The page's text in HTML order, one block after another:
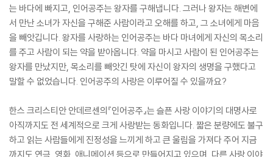
는 바다에 빠지고, 인어공주는 왕자를 구해냅니다. 그러나 왕자는 해변에
서 만난 소녀가 자신을 구해준 사람이라고 오해를 하고, 그 소녀에게 마음
을 빼앗깁니다. 왕자를 사랑하는 인어공주는 바다 마녀에게 자신의 목소리
를 주고 사람이 되는 약을 받아옵니다. 약을 마시고 사람이 된 인어공주는
왕자를 만났지만, 목소리를 빼앗긴 탓에 자신이 왕자의 생명을 구했다고
말할 수 없었습니다. 인어공주의 사랑은 이루어질 수 있을까요?
한스 크리스티안 안데르센의『인어공주』는 슬픈 사랑 이야기의 대명사로
아직까지도 전 세계적으로 크게 사랑받는 동화입니다. 짧은 분량에도 불구
하고 읽는 사람들에게 진정성을 느끼게 하고 큰 울림을 가져다 주어 지금
까지도 연극, 영화, 애니메이션 등으로 만들어지고 있으며, 다른 사랑 이야